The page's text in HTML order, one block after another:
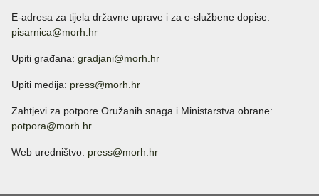
E-adresa za tijela državne uprave i za e-službene dopise:
pisarnica@morh.hr
Upiti građana: gradjani@morh.hr
Upiti medija: press@morh.hr
Zahtjevi za potpore Oružanih snaga i Ministarstva obrane:
potpora@morh.hr
Web uredništvo: press@morh.hr